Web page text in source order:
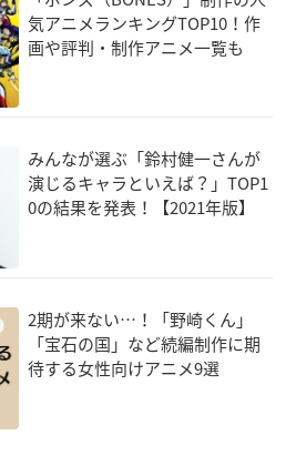
気アニメランキングTOP10！作
画や評判・制作アニメ一覧も
みんなが選ぶ「鈴村健一さんが
演じるキャラといえば？」TOP1
0の結果を発表！【2021年版】
2期が来ない…！「野崎くん」
「宝石の国」など続編制作に期
待する女性向けアニメ9選